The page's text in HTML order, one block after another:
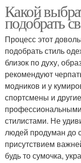
Какой
подобрать
Процесс этот
подобрать стиль
близок по духу,
рекомендуют
модников и у
спортсмены и
стилистами. Не
людей продуман до
присутствием
будь то сумочка,